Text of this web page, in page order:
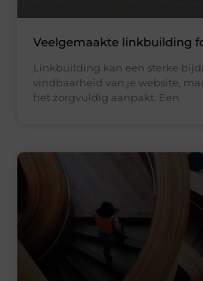
Veelgemaakte linkbuilding
Linkbuilding kan een sterke
vindbaarheid van je website,
het zorgvuldig aanpakt. Een